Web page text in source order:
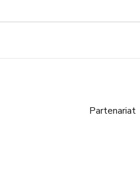
Partenariat